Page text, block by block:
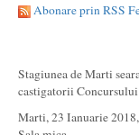
Abonare prin RSS
Stagiunea de Marti
castigatorii
Marti, 23 Ianuarie